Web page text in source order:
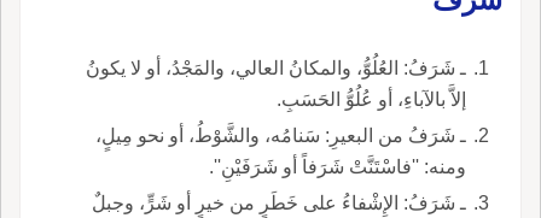
ـ شَرَفُ: العُلُوُّ، والمكانُ العالي، والمَجْدُ، أو لا يكونُ
إلاَّ بالآباءِ، أو عُلُوُّ الحَسَبِ.
ـ شَرَفُ من البعيرِ: سَنامُه، والشَّوْطُ، أو نحو مِيلٍ،
ومنه: ''فاسْتَنَّتْ شَرَفاً أو شَرَفَيْنِ''.
ـ شَرَفُ: الإِشْفاءُ على خَطَرٍ من خيرٍ أو شَرٍّ، وجبلٌ